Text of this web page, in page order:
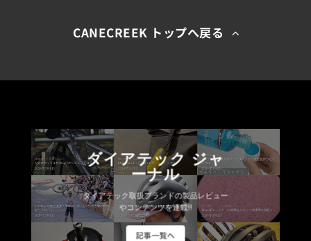
CANECREEK トップへ戻る
ダイアテック ジャ
ーナル
ダイアテック取扱ブランドの製品レビュー
やコンテンツを連載!!
記事一覧へ